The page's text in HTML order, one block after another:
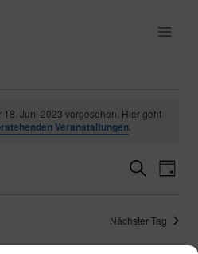
18. Juni 2023 vorgesehen. Hier geht
Veranstaltungen.
und
SucheTag
Nächster Tag